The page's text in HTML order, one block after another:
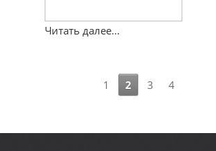
Читать далее...
1 2 3 4